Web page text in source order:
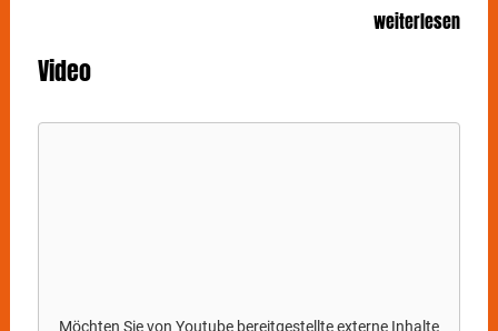
Nach dem Erfolg seiner ersten Solo-Tournee kehrt
BOBBY VANDAMME auf noch größere Bühnen
zurück: Für den 15. Mai in der Stuttgarter Porsche-
Arena verspricht der "Govaneur" eine noch
ihresgleichen sucht - und die Fans waren begeistert.
weiterlesen
Video
Möchten Sie von Youtubebereitgestellte externe Inhalte